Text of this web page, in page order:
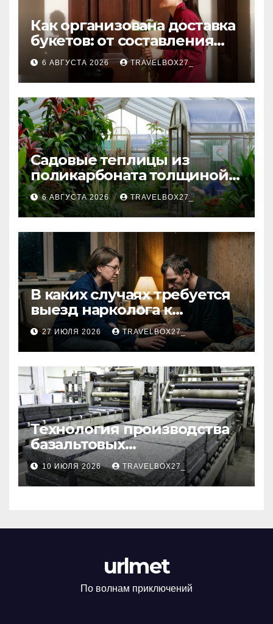
Как организована доставка
букетов: от составления
композиции до передачи
получателю
6 АВГУСТА 2026 TRAVELBOX27_
Садовые теплицы из
поликарбоната толщиной 4
и 6 мм
6 АВГУСТА 2026 TRAVELBOX27_
В каких случаях требуется
выезд нарколога к
пациенту
27 ИЮЛЯ 2026 TRAVELBOX27_
Технология производства
базальтовых
теплоизоляционных плит
по ГОСТ
10 ИЮЛЯ 2026 TRAVELBOX27_
urlmet
По волнам приключений